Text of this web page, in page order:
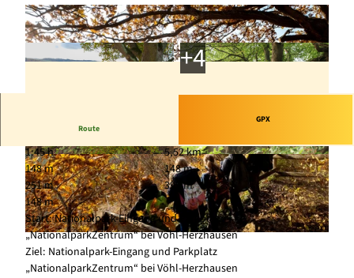
© Fotoagentur_Wolf/freiheitswerke, Nationalpark Kellerwald-Edersee
© Markus Balkow, outdoor-wandern.de © Inka Lücke, Nationalpark Kellerwald-Edersee
Route
GPX
1:45 h
5,52 km
148 m
148 m
251 m
399 m
148 m
Start: Nationalpark-Eingang und Parkplatz
„NationalparkZentrum“ bei Vöhl-Herzhausen
Ziel: Nationalpark-Eingang und Parkplatz
„NationalparkZentrum“ bei Vöhl-Herzhausen